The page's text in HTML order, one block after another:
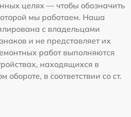
целях — чтобы обозначить
мы работаем. Наша
с владельцами
и не представляет их
работ выполняются
находящихся в
в соответствии со ст.